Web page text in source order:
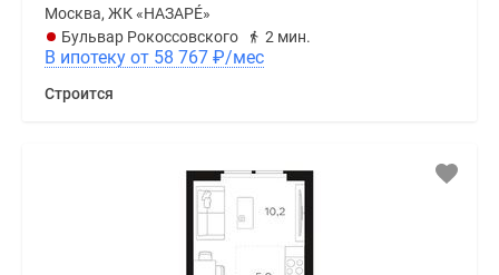
Москва, ЖК «НАЗАРÉ»
Бульвар Рокоссовского
2 мин.
В ипотеку от 58 767 ₽/мес
Строится